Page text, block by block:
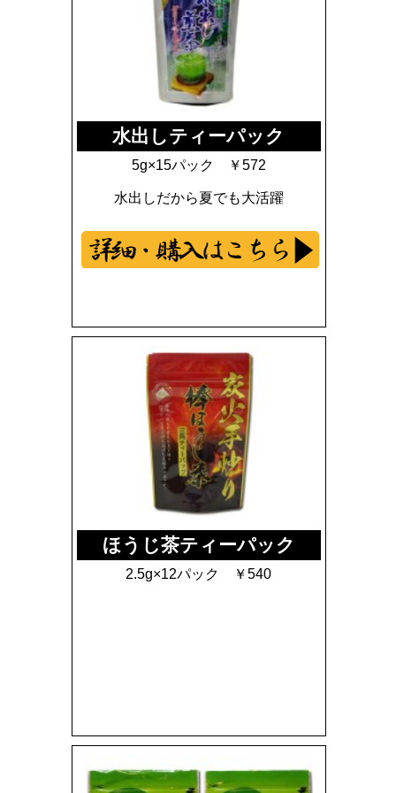
水出しティーパック
5g×15パック ￥572
水出しだから夏でも大活躍
ほうじ茶ティーパック
2.5g×12パック ￥540